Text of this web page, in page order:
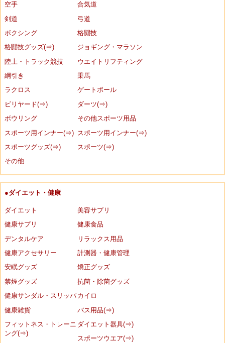
空手
合気道
剣道
弓道
ボクシング
格闘技
格闘技グッズ(⇒)
ジョギング・マラソン
陸上・トラック競技
ウエイトリフティング
綱引き
乗馬
ラクロス
ゲートボール
ビリヤード(⇒)
ダーツ(⇒)
ボウリング
その他スポーツ用品
スポーツ用インナー(⇒)
スポーツ用インナー(⇒)
スポーツグッズ(⇒)
スポーツ(⇒)
その他
●ダイエット・健康
ダイエット
美容サプリ
健康サプリ
健康食品
デンタルケア
リラックス用品
健康アクセサリー
計測器・健康管理
安眠グッズ
矯正グッズ
禁煙グッズ
抗菌・除菌グッズ
健康サンダル・スリッパ カイロ
健康雑貨
バス用品(⇒)
フィットネス・トレーニ
ング(⇒)
ダイエット器具(⇒)
スポーツウエア(⇒)